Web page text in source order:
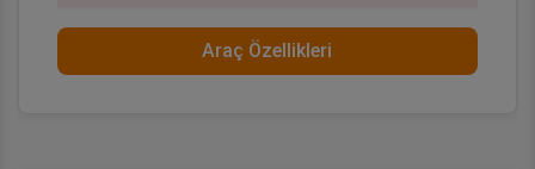
Araç Özellikleri